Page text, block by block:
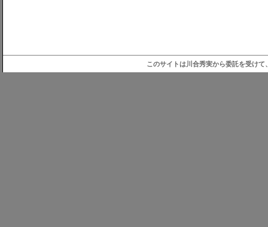
このサイトは川合秀実から委託を受け